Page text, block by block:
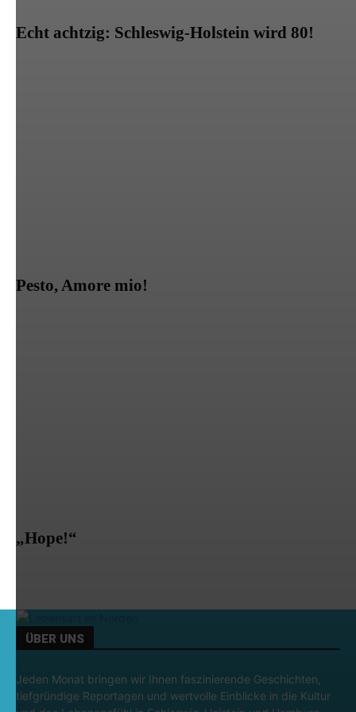
Echt achtzig: Schleswig-Holstein wird 80!
Pesto, Amore mio!
„Hope!“
ÜBER UNS
Jeden Monat bringen wir Ihnen faszinierende Geschichten,
tiefgründige Reportagen und wertvolle Einblicke in die Kultur